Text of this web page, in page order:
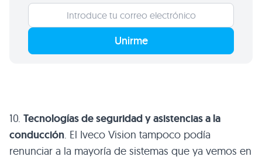
Unirme
10. Tecnologías de seguridad y asistencias a la
conducción. El Iveco Vision tampoco podía
renunciar a la mayoría de sistemas que ya vemos en